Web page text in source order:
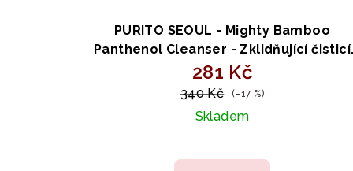
PURITO SEOUL - Mighty Bamboo
Panthenol Cleanser - Zklidňující čisticí
pěna s bambusem a panthenolem 150ml
281 Kč
340 Kč (–17 %)
Skladem